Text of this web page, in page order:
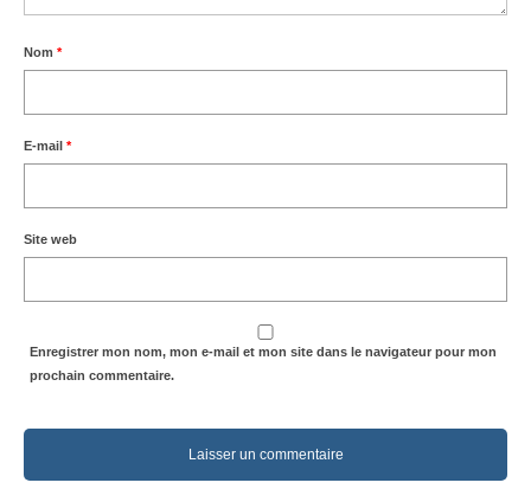
Nom *
E-mail *
Site web
Enregistrer mon nom, mon e-mail et mon site dans le navigateur pour mon
prochain commentaire.